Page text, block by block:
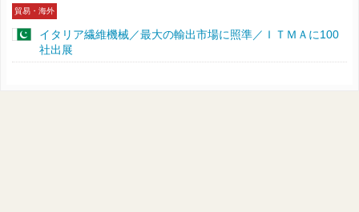
貿易・海外
イタリア繊維機械／最大の輸出市場に照準／ＩＴＭＡに100
社出展